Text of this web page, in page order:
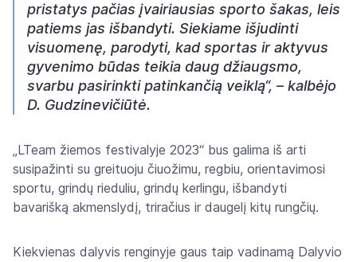
pristatys pačias įvairiausias sporto šakas, leis
patiems jas išbandyti. Siekiame išjudinti
visuomenę, parodyti, kad sportas ir aktyvus
gyvenimo būdas teikia daug džiaugsmo,
svarbu pasirinkti patinkančią veiklą“, – kalbėjo
D. Gudzinevičiūtė.
„LTeam žiemos festivalyje 2023“ bus galima iš arti
susipažinti su greituoju čiuožimu, regbiu, orientavimosi
sportu, grindų rieduliu, grindų kerlingu, išbandyti
bavarišką akmenslydį, triračius ir daugelį kitų rungčių.
Kiekvienas dalyvis renginyje gaus taip vadinamą Dalyvio